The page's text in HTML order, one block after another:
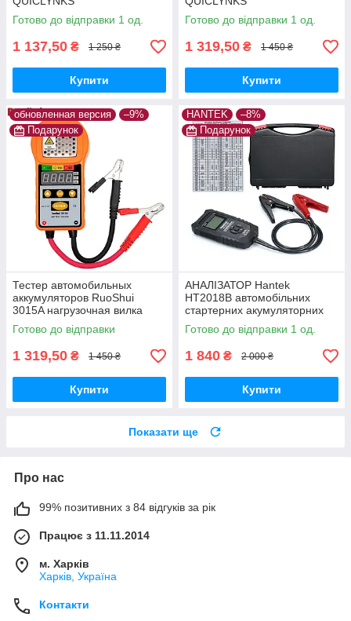
Готово до відправки 1 од.
1 137,50 ₴ 1 250 ₴
Купити
Готово до відправки 1 од.
1 319,50 ₴ 1 450 ₴
Купити
обновленная версия
–9%
Подарунок
Тестер автомобильных
аккумуляторов RuoShui
3015A нагрузочная вилка
Готово до відправки
1 319,50 ₴ 1 450 ₴
Купити
HANTEK
–8%
Подарунок
АНАЛІЗАТОР Hantek
HT2018B автомобільних
стартерних акумуляторних
батарей, тесторі АКБ
Готово до відправки 1 од.
1 840 ₴ 2 000 ₴
Купити
Показати ще
Про нас
99% позитивних з 84 відгуків за рік
Працює з 11.11.2014
м. Харків
Харків, Україна
Контакти